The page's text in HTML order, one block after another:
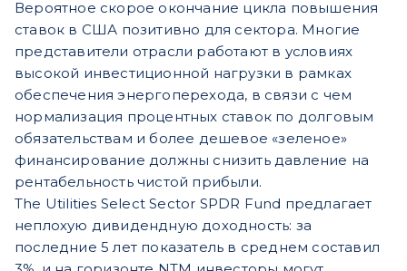
Вероятное скорое окончание цикла повышения
ставок в США позитивно для сектора. Многие
представители отрасли работают в условиях
высокой инвестиционной нагрузки в рамках
обеспечения энергоперехода, в связи с чем
нормализация процентных ставок по долговым
обязательствам и более дешевое «зеленое»
финансирование должны снизить давление на
рентабельность чистой прибыли.
The Utilities Select Sector SPDR Fund предлагает
неплохую дивидендную доходность: за
последние 5 лет показатель в среднем составил